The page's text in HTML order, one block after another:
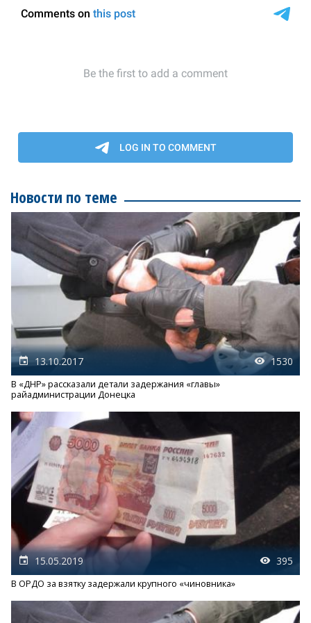
Новости по теме
13.10.2017 1530
В «ДНР» рассказали детали задержания «главы»
райадминистрации Донецка
15.05.2019 395
В ОРДО за взятку задержали крупного «чиновника»